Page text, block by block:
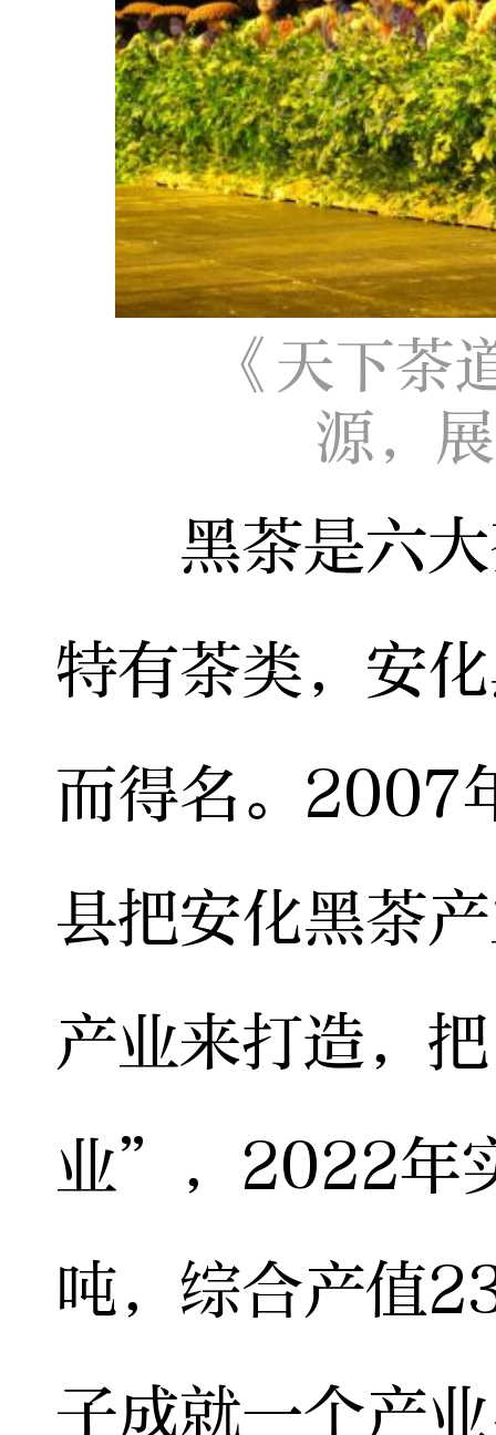
《天下茶
源，
黑茶是六大
特有茶类，安
而得名。2007
县把安化黑茶
产业来打造，
业”，2022年
吨，综合产值
子成就一个产